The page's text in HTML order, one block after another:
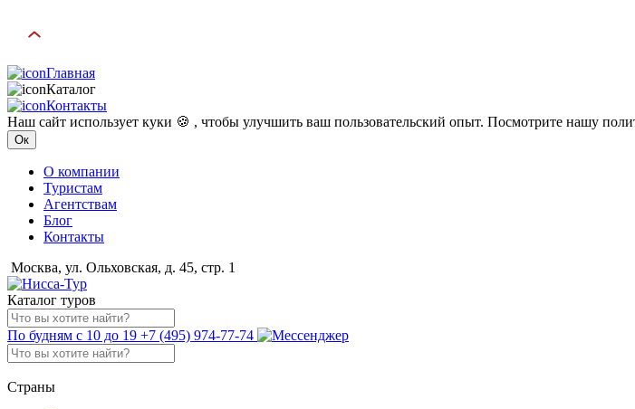
Главная
Каталог
Контакты
Наш сайт использует куки 🍪 , чтобы улучшить ваш пользовательский опыт. Посмотрите нашу
Ок
О компании
Туристам
Агентствам
Блог
Контакты
Москва, ул. Ольховская, д. 45, стр. 1
Каталог туров
По будням с 10 до 19 +7 (495) 974-77-74
Страны